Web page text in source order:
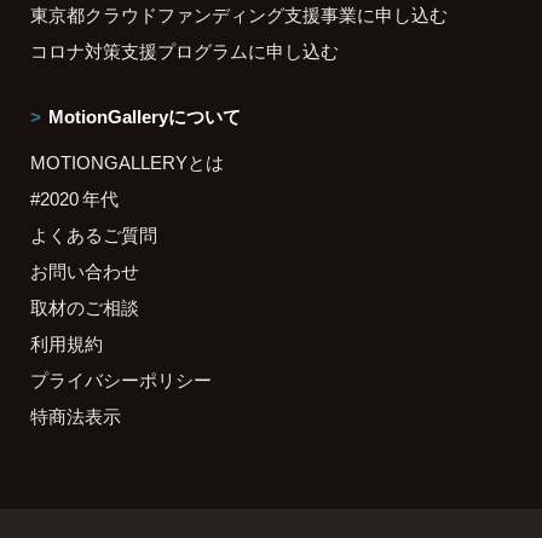
東京都クラウドファンディング支援事業に申し込む
コロナ対策支援プログラムに申し込む
MotionGalleryについて
MOTIONGALLERYとは
#2020 年代
よくあるご質問
お問い合わせ
取材のご相談
利用規約
プライバシーポリシー
特商法表示